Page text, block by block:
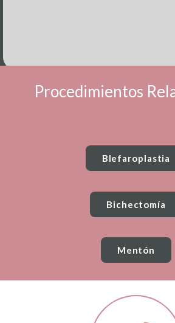
Procedimientos
Blefaroplastia
Bichectomía
Mentón